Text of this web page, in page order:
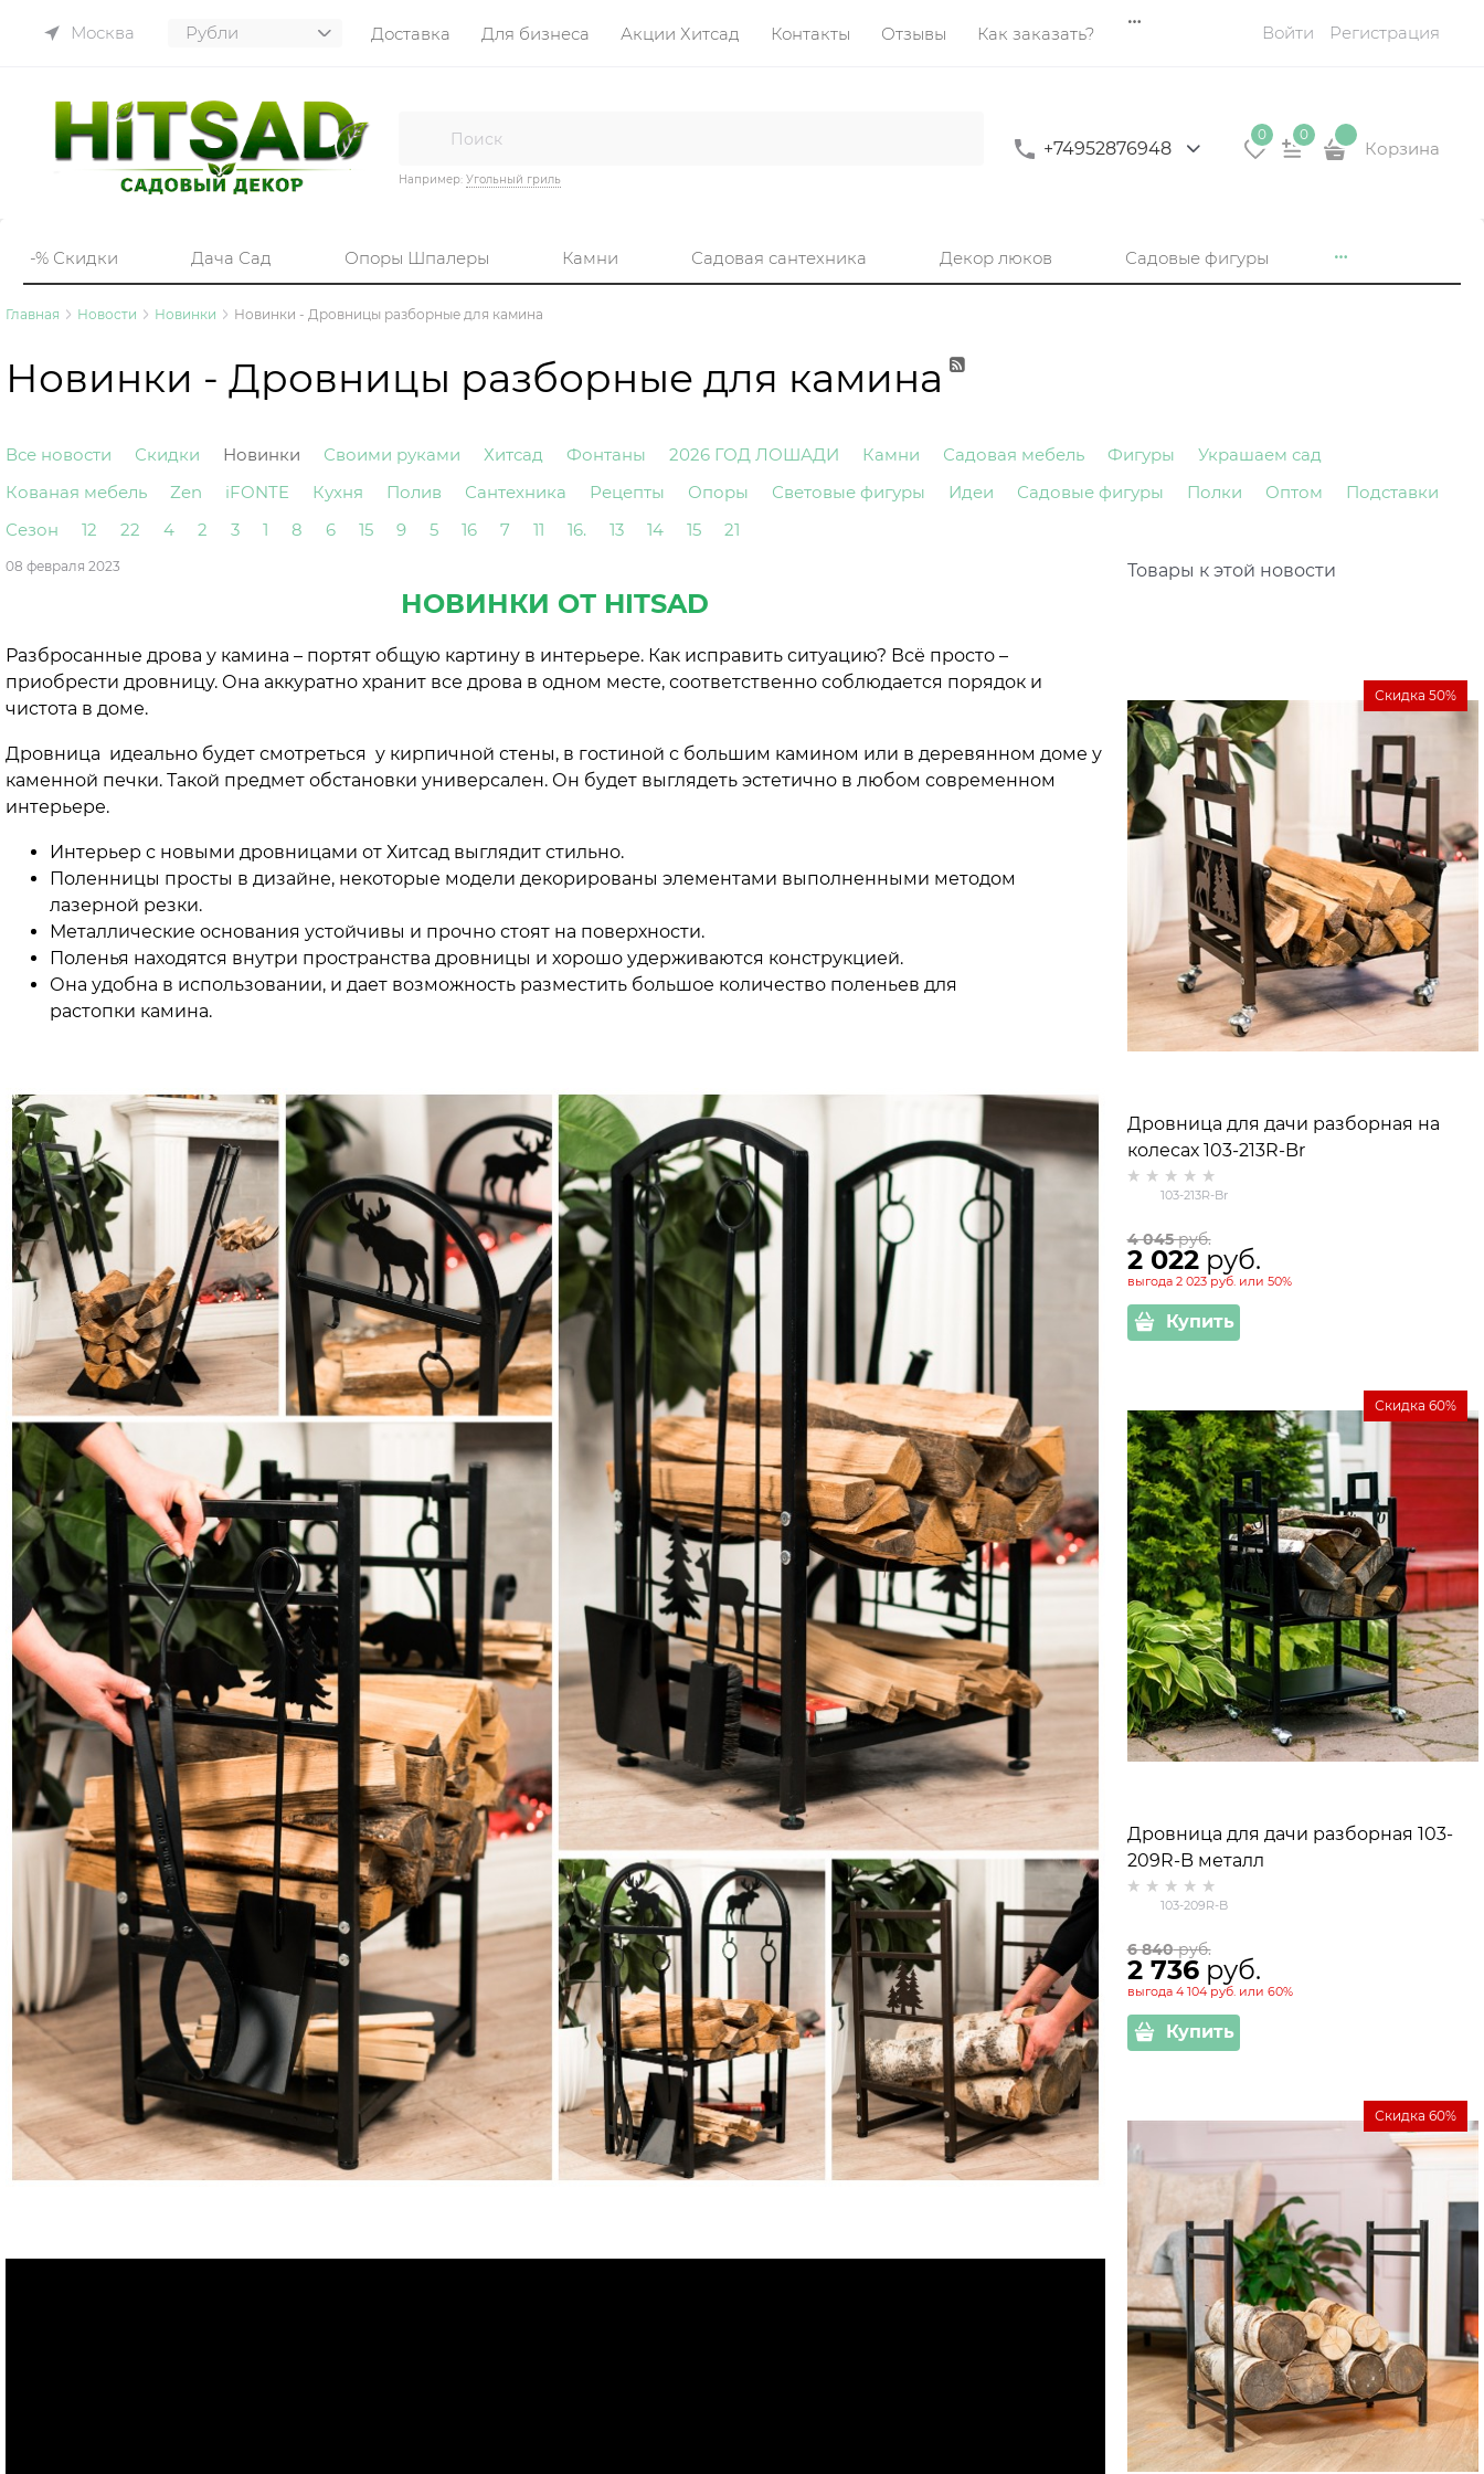
Москва Доставка Для бизнеса Акции Хитсад Контакты Отзывы Как заказать? Войти Регистрация
Например: Угольный гриль
+74952876948
0 0
Корзина
-% Скидки Дача Сад Опоры Шпалеры Камни Садовая сантехника Декор люков Садовые фигуры
Главная Новости Новинки Новинки - Дровницы разборные для камина
Новинки - Дровницы разборные для камина
Все новости Скидки Новинки Своими руками Хитсад Фонтаны 2026 ГОД ЛОШАДИ Камни Садовая мебель Фигуры
Украшаем сад
Кованая мебель
Zen iFONTE Кухня Полив Сантехника Рецепты Опоры Световые фигуры Идеи Садовые фигуры Полки Оптом
Подставки
Сезон
12 22 4 2 3 1 8 6 15 9 5 16 7 11 16. 13 14 15 21
08 февраля 2023
НОВИНКИ ОТ HITSAD
Разбросанные дрова у камина – портят общую картину в интерьере. Как исправить ситуацию? Всё просто –
приобрести дровницу. Она аккуратно хранит все дрова в одном месте, соответственно соблюдается порядок и
чистота в доме.
Дровница идеально будет смотреться у кирпичной стены, в гостиной с большим камином или в деревянном доме у
каменной печки. Такой предмет обстановки универсален. Он будет выглядеть эстетично в любом современном
интерьере.
Интерьер с новыми дровницами от Хитсад выглядит стильно.
Поленницы просты в дизайне, некоторые модели декорированы элементами выполненными методом
лазерной резки.
Металлические основания устойчивы и прочно стоят на поверхности.
Поленья находятся внутри пространства дровницы и хорошо удерживаются конструкцией.
Она удобна в использовании, и дает возможность разместить большое количество поленьев для
растопки камина.
Товары к этой новости
Дровница для дачи разборная на
колесах 103-213R-Br
103-213R-Br
Скидка 50%
4 045 руб.
2 022 руб.
выгода 2 023 руб. или 50%
Купить
Дровница для дачи разборная 103-
209R-B металл
103-209R-B
Скидка 60%
6 840 руб.
2 736 руб.
выгода 4 104 руб. или 60%
Купить
Скидка 60%